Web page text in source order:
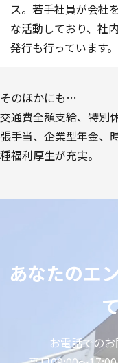
ス。若手社員が会社
な活動しており、社
発行も行っています。
そのほかにも…
交通費全額支給、特別
張手当、企業型年金、
種福利厚生が充実。
あなたのエ
お電話での